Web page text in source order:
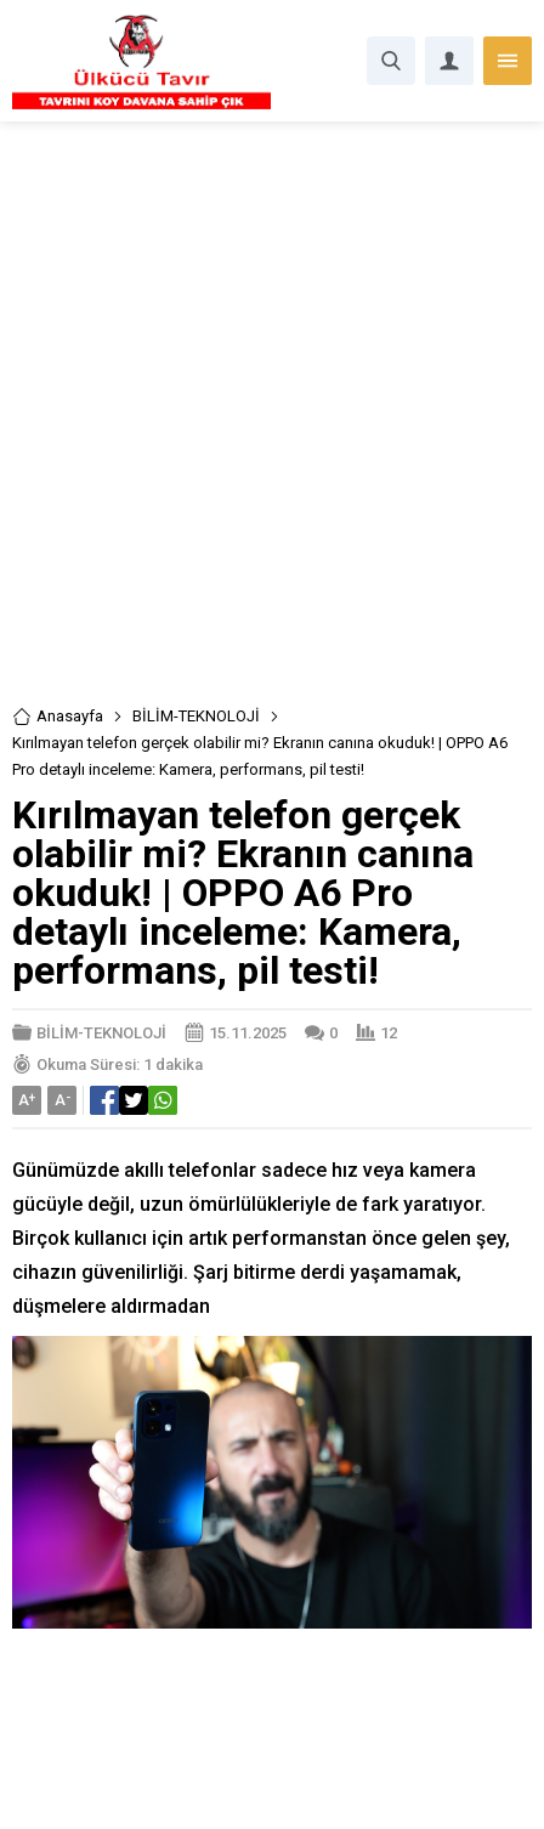
Anasayfa
BİLİM-TEKNOLOJİ
Kırılmayan telefon gerçek olabilir mi? Ekranın canına okuduk! | OPPO A6
Pro detaylı inceleme: Kamera, performans, pil testi!
Kırılmayan telefon gerçek
olabilir mi? Ekranın canına
okuduk! | OPPO A6 Pro
detaylı inceleme: Kamera,
performans, pil testi!
BİLİM-TEKNOLOJİ 15.11.2025 0
12
Okuma Süresi: 1 dakika
A+ A-
Günümüzde akıllı telefonlar sadece hız veya kamera
gücüyle değil, uzun ömürlülükleriyle de fark yaratıyor.
Birçok kullanıcı için artık performanstan önce gelen şey,
cihazın güvenilirliği. Şarj bitirme derdi yaşamamak,
düşmelere aldırmadan